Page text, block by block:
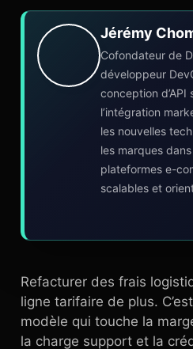
Jérémy
Cofondateur de
développeur
conception d’API
l’intégration
les nouvelles
les marques
plateformes e-
scalables et
Refacturer des frais
ligne tarifaire de plus.
modèle qui touche la
la charge support et la